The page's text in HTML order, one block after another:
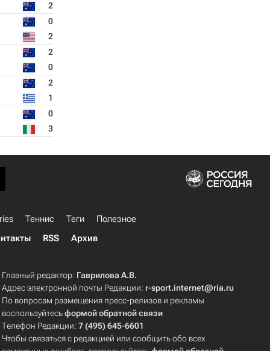
2
0
2
2
0
2
1
0
3
Теннис Теги
Полезное
RSS Архив
Главный редактор: Гаврилова А.В.
Адрес электронной почты Редакции: r-sport.internet@ria.ru
По вопросам размещения пресс-релизов и рекламы
воспользуйтесьформой обратной связи
Телефон Редакции:7 (495) 645-6601
Чтобы связаться с редакцией или сообщить обо всех